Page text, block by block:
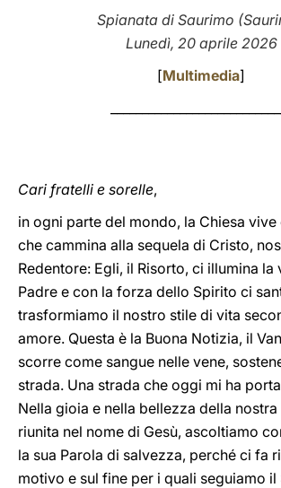
Spianata di Saurimo
Lunedì, 20 aprile 2026
[Multimedia]
Cari fratelli e sorelle,
in ogni parte del mondo, la Chiesa
che cammina alla sequela di Cristo,
Redentore: Egli, il Risorto, ci illumina la
Padre e con la forza dello Spirito ci
trasformiamo il nostro stile di vita
amore. Questa è la Buona Notizia, il
scorre come sangue nelle vene,
strada. Una strada che oggi mi ha
Nella gioia e nella bellezza della nostra
riunita nel nome di Gesù, ascoltiamo
la sua Parola di salvezza, perché ci fa
motivo e sul fine per i quali seguiamo il